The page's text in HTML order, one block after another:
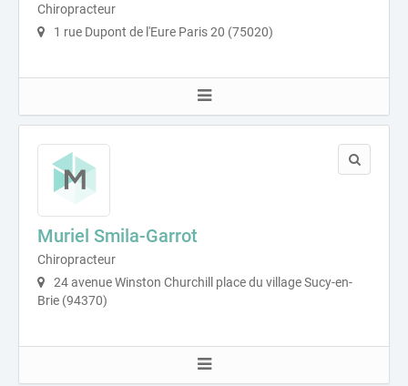
Chiropracteur
1 rue Dupont de l'Eure Paris 20 (75020)
Muriel Smila-Garrot
Chiropracteur
24 avenue Winston Churchill place du village Sucy-en-
Brie (94370)